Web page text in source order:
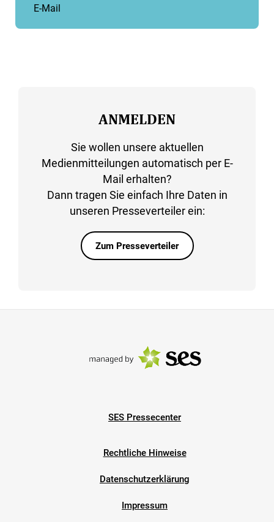
E-Mail
ANMELDEN
Sie wollen unsere aktuellen
Medienmitteilungen automatisch per E-
Mail erhalten?
Dann tragen Sie einfach Ihre Daten in
unseren Presseverteiler ein:
Zum Presseverteiler
SES Pressecenter
Rechtliche Hinweise
Datenschutzerklärung
Impressum